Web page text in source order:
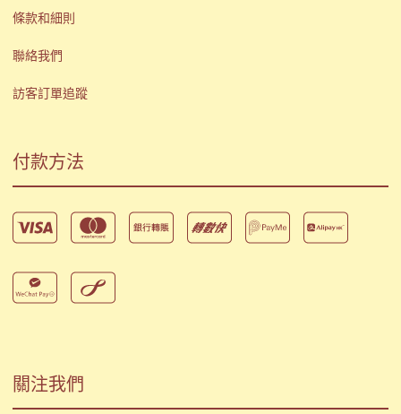
條款和細則
聯絡我們
訪客訂單追蹤
付款方法
關注我們